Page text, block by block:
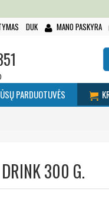
DUK MANO PASKYRA
PARDUOTUVĖS
300 G.